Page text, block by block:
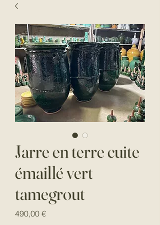
Jarre en terre cuite
émaillé vert
tamegrout
490,00 €Prix